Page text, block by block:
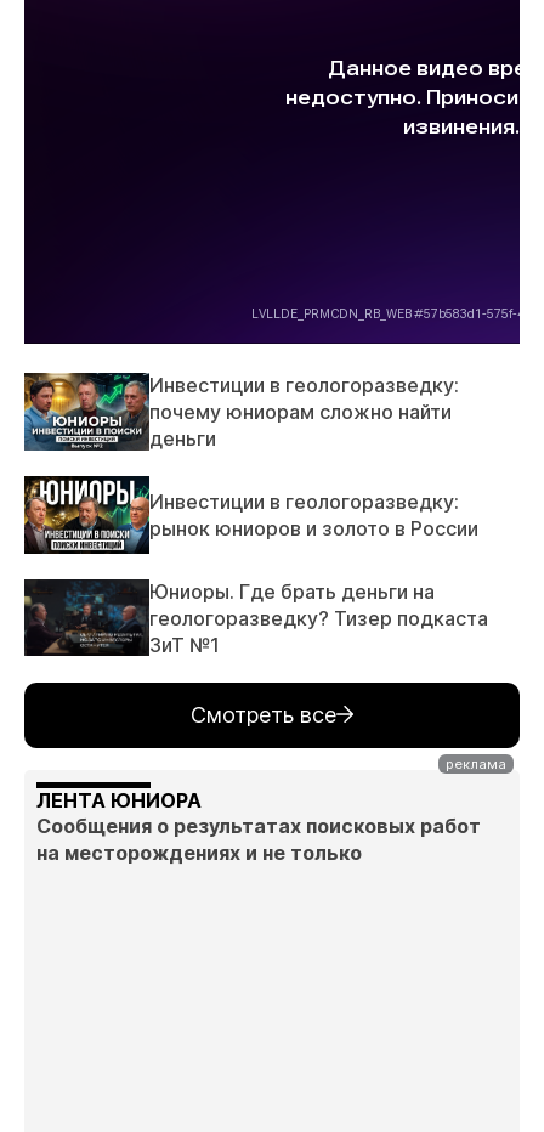
Инвестиции в геологоразведку:
почему юниорам сложно найти
деньги
Инвестиции в геологоразведку:
рынок юниоров и золото в России
Юниоры. Где брать деньги на
геологоразведку? Тизер подкаста
ЗиТ №1
Смотреть все
ЛЕНТА ЮНИОРА
Сообщения о результатах поисковых работ
на месторождениях и не только